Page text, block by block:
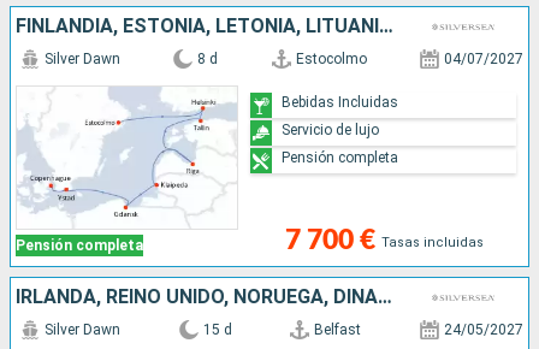
FINLANDIA, ESTONIA, LETONIA, LITUANIA, POLONIA, SUECIA, DINAMARCA
Pensión completa
Silver Dawn 8 d Estocolmo 04/07/2027
7 700 € Tasas incluidas
Bebidas Incluidas
Servicio de lujo
Pensión completa
IRLANDA, REINO UNIDO, NORUEGA, DINAMARCA
Silver Dawn 15 d Belfast 24/05/2027